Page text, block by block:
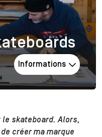
Informations
le skateboard. Alors,
créer ma marque